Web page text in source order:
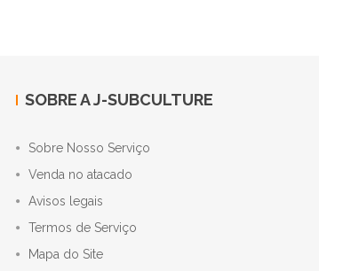
SOBRE A J-SUBCULTURE
Sobre Nosso Serviço
Venda no atacado
Avisos legais
Termos de Serviço
Mapa do Site